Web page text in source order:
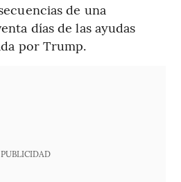
de una
días de las ayudas
por Trump.
PUBLICIDAD